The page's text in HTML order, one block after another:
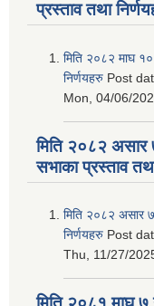
प्रस्ताव तथा
मिति २०८२ माघ
निर्णयहरु Post
Mon, 04/06/
मिति २०८२
सभाका प्रस्ताव
मिति २०८२ असार
निर्णयहरु Post
Thu, 11/27/